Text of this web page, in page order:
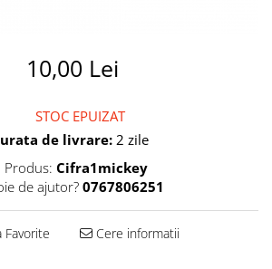
10,00 Lei
STOC EPUIZAT
de livrare:2 zile
Produs: Cifra1mickey
de ajutor?0767806251
Favorite Cere informatii